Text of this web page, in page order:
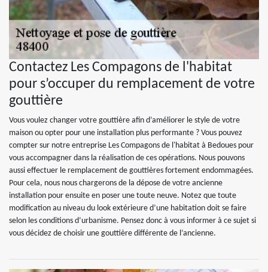
Contactez Les Compagons de l'habitat
pour s’occuper du remplacement de votre
gouttière
Vous voulez changer votre gouttière afin d’améliorer le style de votre
maison ou opter pour une installation plus performante ? Vous pouvez
compter sur notre entreprise Les Compagons de l'habitat à Bedoues pour
vous accompagner dans la réalisation de ces opérations. Nous pouvons
aussi effectuer le remplacement de gouttières fortement endommagées.
Pour cela, nous nous chargerons de la dépose de votre ancienne
installation pour ensuite en poser une toute neuve. Notez que toute
modification au niveau du look extérieure d’une habitation doit se faire
selon les conditions d’urbanisme. Pensez donc à vous informer à ce sujet si
vous décidez de choisir une gouttière différente de l’ancienne.